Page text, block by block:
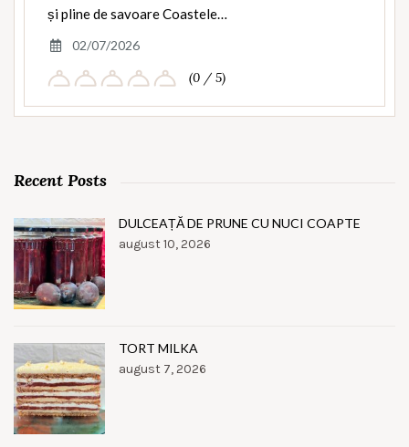
și pline de savoare Coastele…
02/07/2026
(0 / 5)
Recent Posts
DULCEAȚĂ DE PRUNE CU NUCI COAPTE
august 10, 2026
TORT MILKA
august 7, 2026